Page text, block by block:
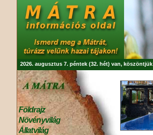
2026. augusztus 7. péntek (32. hét) van, köszöntjük
Földrajz
Növényvilág
Állatvilág